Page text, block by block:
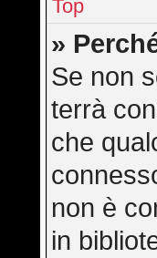
Top
»
Se non
terrà
che
non è
in